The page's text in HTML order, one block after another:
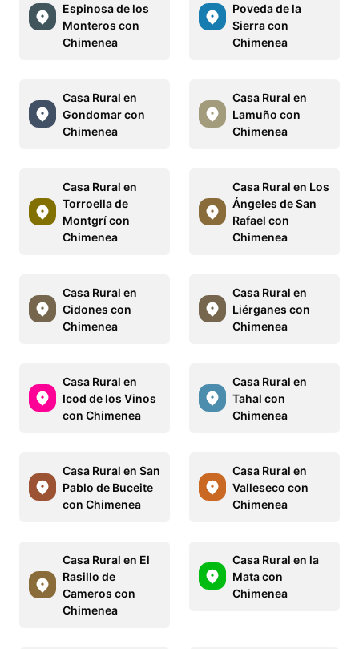
Espinosa de los
Monteros con
Chimenea
Poveda de la
Sierra con
Chimenea
Casa Rural en
Gondomar con
Chimenea
Casa Rural en
Lamuño con
Chimenea
Casa Rural en
Torroella de
Montgrí con
Chimenea
Casa Rural en Los
Ángeles de San
Rafael con
Chimenea
Casa Rural en
Cidones con
Chimenea
Casa Rural en
Liérganes con
Chimenea
Casa Rural en
Icod de los Vinos
con Chimenea
Casa Rural en
Tahal con
Chimenea
Casa Rural en San
Pablo de Buceite
con Chimenea
Casa Rural en
Valleseco con
Chimenea
Casa Rural en El
Rasillo de
Cameros con
Chimenea
Casa Rural en la
Mata con
Chimenea